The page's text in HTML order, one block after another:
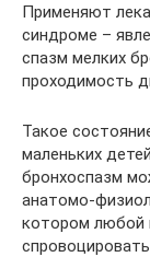
Применяют
синдроме –
спазм мелких
проходимость
Такое
маленьких
бронхоспазм
анатомо-
котором любой